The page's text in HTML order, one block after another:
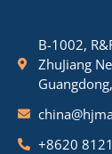
B-1002,
ZhuJiang
+8620